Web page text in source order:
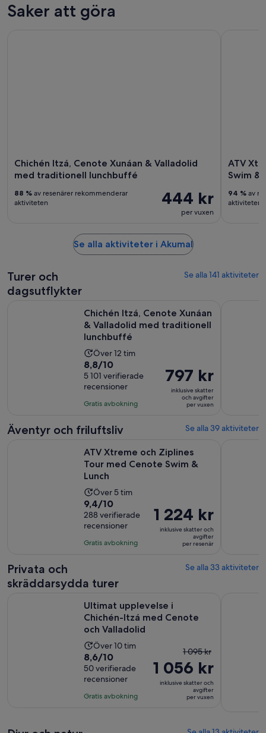
Saker att göra
Chichén Itzá, Cenote Xunáan & Valladolid
med traditionell lunchbuffé
444 kr
per vuxen
88 % av resenärer rekommenderar
aktiviteten
ATV
Swim &
94 % av
aktiviteten
Se alla aktiviteter i Akumal
Turer och
dagsutflykter
Se alla 141 aktiviteter
Chichén Itzá, Cenote Xunáan
& Valladolid med traditionell
lunchbuffé
Aktivitetens
längd
är
12
timmar
Över 12 tim
8.8
av
10
med
recensioner
8,8/10
5 101 verifierade
recensioner
Gratis avbokning
Priset
är
797 kr
797 kr
inklusive skatter
och avgifter
per vuxen
Äventyr och friluftsliv Se alla 39 aktiviteter
ATV Xtreme och Ziplines
Tour med Cenote Swim &
Lunch
Aktivitetens
längd
är
5
timmar
Över 5 tim
9.4
av
10
med
9,4/10
288 verifierade
recensioner
Gratis avbokning
Priset
är
1 224 kr
1 224 kr
inklusive skatter och
avgifter
per resenär
Privata och
skräddarsydda turer
Se alla 33 aktiviteter
Ultimat upplevelse i
Chichén-Itzá med Cenote
och Valladolid
Aktivitetens
längd
är
10
timmar
Över 10 tim
8.6
av
10
med
8,6/10
50 verifierade
recensioner
Gratis avbokning
Tidigare
pris
var
1 095 kr
och
pris
1 095 kr
1 056 kr
inklusive skatter och
avgifter
per vuxen